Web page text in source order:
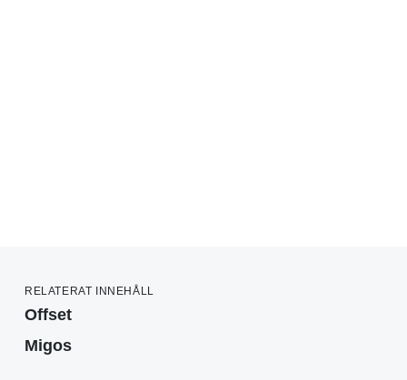
RELATERAT INNEHÅLL
Offset
Migos